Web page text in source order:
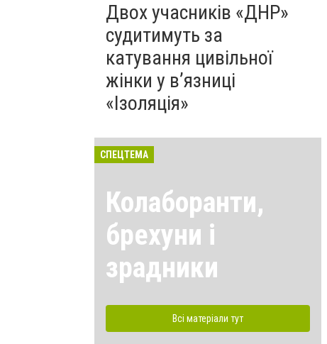
Двох учасників «ДНР»
судитимуть за
катування цивільної
жінки у в’язниці
«Ізоляція»
СПЕЦТЕМА
Колаборанти,
брехуни і
зрадники
Всі матеріали тут